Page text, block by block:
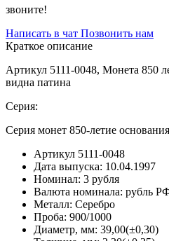
звоните!
Написать в чат Позвонить нам
Краткое описание
Артикул 5111-0048, Монета 850
видна патина
Серия:
Серия монет 850-летие
Артикул 5111-0048
Дата выпуска: 10.04.1997
Номинал: 3 рубля
Валюта номинала: рубль
Металл: Серебро
Проба: 900/1000
Диаметр, мм: 39,00(±0,30)